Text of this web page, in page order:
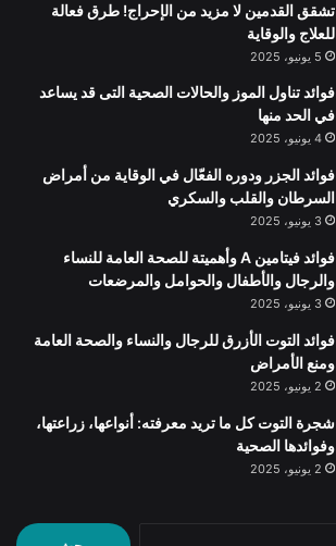
تشقق القدمين لا مزيد من الإحراج! طرق فعالة
للعلاج والوقاية
5 يونيو، 2025
فوائد تناول الموز والحالات الصحية التى قد يساعد
في الحد منها
4 يونيو، 2025
فوائد الجزر ودوره الفعّال في الوقاية من أمراض
السرطان والقلب والسكري
3 يونيو، 2025
فوائد فيتامين A وأهميتة للصحة العامة للنساء
والرجال والأطفال والحوامل والمرضعات
3 يونيو، 2025
فوائد التوت الأزرق للرجال والنساء والصحة العامة
ومنع الأمراض
2 يونيو، 2025
شجرة التوت كل ما تريد معرفته: أنواعها، زراعتها،
وفوائدها الصحية
2 يونيو، 2025
البحث